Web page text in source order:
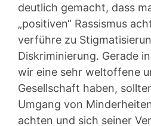
deutlich gemacht, dass
„positiven“ Rassismus
verführe zu
Diskriminierung. Gerade
wir eine sehr weltoffene
Gesellschaft haben,
Umgang von
achten und sich seiner